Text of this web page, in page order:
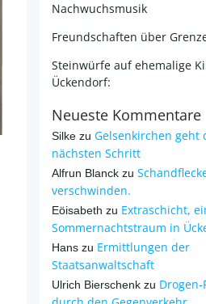
Nachwuchsmusik
Freundschaften über
Steinwürfe auf ehemalige
Ückendorf:
Neueste Kommentare
Silke zu Gelsenkirchen geht
nächsten Schritt
Alfrun Blanck zu
verschwinden.
Eöisabeth zu Extraschicht,
Sommernachtstraum in
Hans zu Ermittlungen der
Staatsanwaltschaft
Ulrich Bierschenk zu